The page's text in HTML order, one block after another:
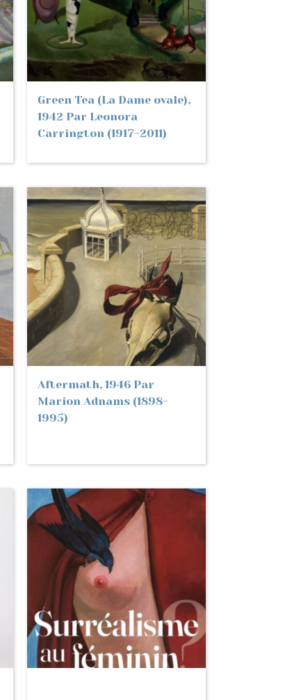
Green Tea (La Dame ovale),
1942 Par Leonora
Carrington (1917-2011)
Aftermath, 1946 Par
Marion Adnams (1898-
1995)